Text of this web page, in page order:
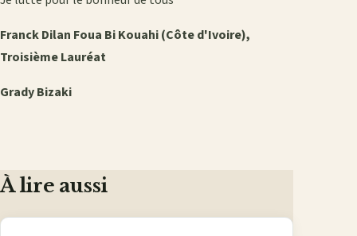
Franck Dilan Foua Bi Kouahi (Côte d'Ivoire),
Troisième Lauréat
Grady Bizaki
À lire aussi